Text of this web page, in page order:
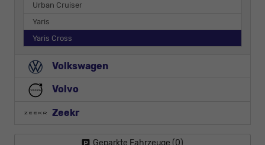
Urban Cruiser
Yaris
Yaris Cross
Volkswagen
Volvo
Zeekr
Geparkte Fahrzeuge (0)